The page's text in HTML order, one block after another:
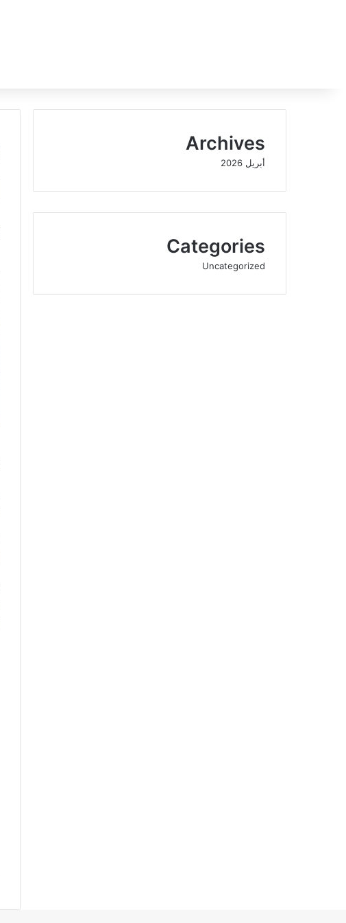
Archives
أبريل 2026
Categories
Uncategorized